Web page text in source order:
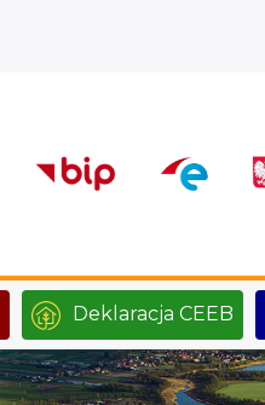
Deklaracja CEEB